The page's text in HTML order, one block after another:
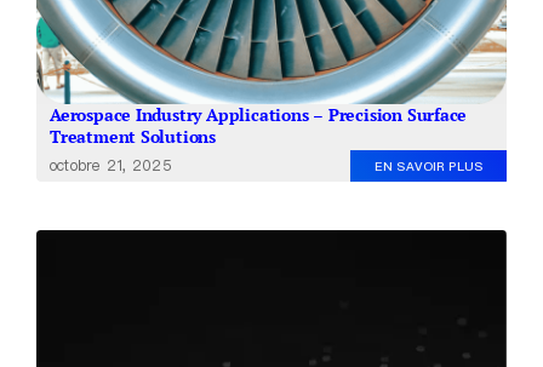
Aerospace Industry Applications – Precision Surface
Treatment Solutions
octobre 21, 2025 EN SAVOIR PLUS